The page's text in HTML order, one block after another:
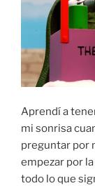
Aprendí a
mi sonrisa
preguntar por
empezar por
todo lo que